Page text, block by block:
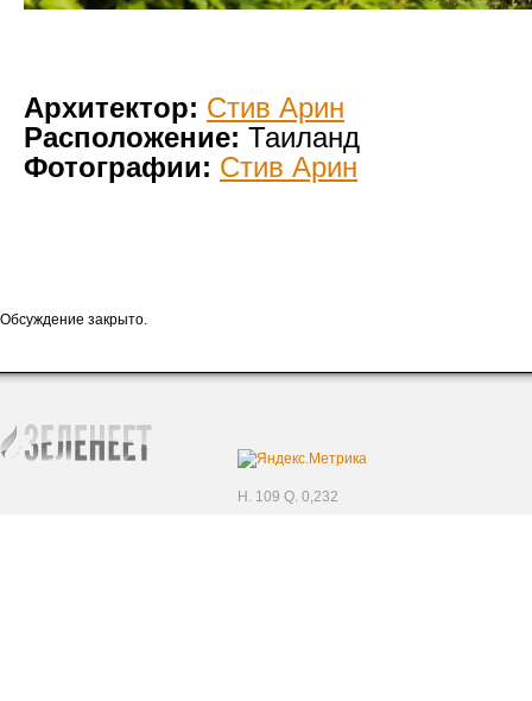
Архитектор: Стив Арин
Расположение: Таиланд
Фотографии: Стив Арин
Обсуждение закрыто.
H. 109 Q. 0,232